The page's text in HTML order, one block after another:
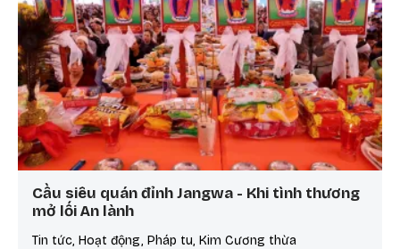
Cầu siêu quán đỉnh Jangwa - Khi tình thương
mở lối An lành
Tin tức, Hoạt động, Pháp tu, Kim Cương thừa